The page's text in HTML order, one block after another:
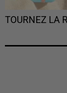
TOURNEZ LA